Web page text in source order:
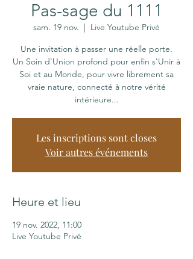
Pas-sage du 1111
sam. 19 nov.
Live Youtube Privé
Une invitation à passer une réelle porte.
Un Soin d'Union profond pour enfin s'Unir à
Soi et au Monde, pour vivre librement sa
vraie nature, connecté à notre vérité
intérieure...
Les inscriptions sont closes
Voir autres événements
Heure et lieu
19 nov. 2022, 11:00
Live Youtube Privé